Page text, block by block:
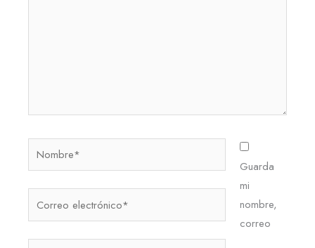
Nombre*
Guarda
mi
nombre,
correo